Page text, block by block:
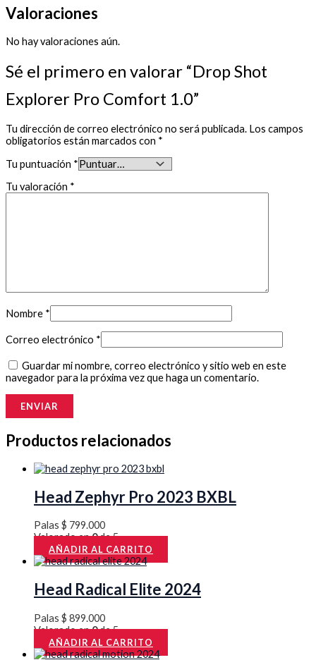
Valoraciones
No hay valoraciones aún.
Sé el primero en valorar “Drop Shot
Explorer Pro Comfort 1.0”
Tu dirección de correo electrónico no será publicada. Los campos
obligatorios están marcados con *
Tu puntuación *
Tu valoración *
Nombre *
Correo electrónico *
Guardar mi nombre, correo electrónico y sitio web en este
navegador para la próxima vez que haga un comentario.
Productos relacionados
Head Zephyr Pro 2023 BXBL
Palas $ 799.000
Valorado en0de 5
AÑADIR AL CARRITO
Head Radical Elite 2024
Palas $ 899.000
Valorado en0de 5
AÑADIR AL CARRITO